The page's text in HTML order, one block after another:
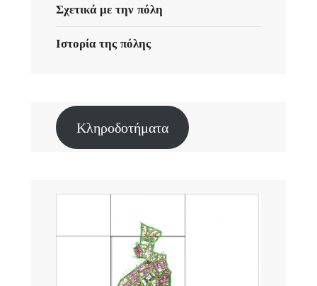
Σχετικά με την πόλη
Ιστορία της πόλης
Κληροδοτήματα